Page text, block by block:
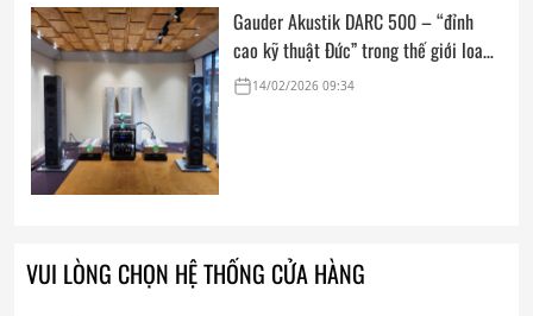
Gauder Akustik DARC 500 – “đỉnh
cao kỹ thuật Đức” trong thế giới loa
hi-end tham chiếu
14/02/2026 09:34
VUI LÒNG CHỌN HỆ THỐNG CỬA HÀNG